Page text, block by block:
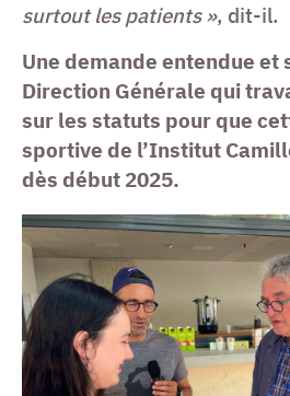
surtout les patients », dit-il.
Une demande entendue et
Direction Générale qui
sur les statuts pour que
sportive de l’Institut
dès début 2025.